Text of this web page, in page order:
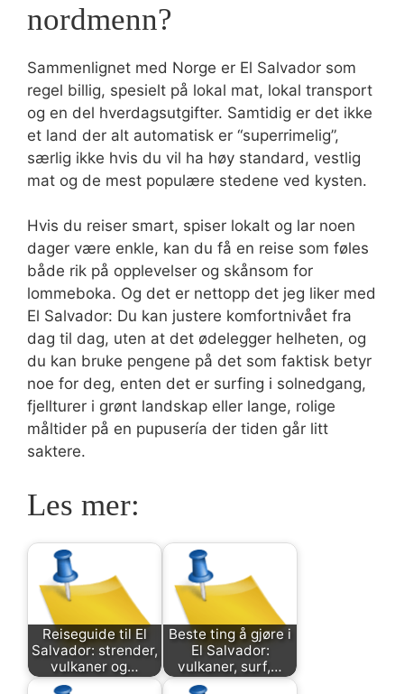
nordmenn?
Sammenlignet med Norge er El Salvador som
regel billig, spesielt på lokal mat, lokal transport
og en del hverdagsutgifter. Samtidig er det ikke
et land der alt automatisk er “superrimelig”,
særlig ikke hvis du vil ha høy standard, vestlig
mat og de mest populære stedene ved kysten.
Hvis du reiser smart, spiser lokalt og lar noen
dager være enkle, kan du få en reise som føles
både rik på opplevelser og skånsom for
lommeboka. Og det er nettopp det jeg liker med
El Salvador: Du kan justere komfortnivået fra
dag til dag, uten at det ødelegger helheten, og
du kan bruke pengene på det som faktisk betyr
noe for deg, enten det er surfing i solnedgang,
fjellturer i grønt landskap eller lange, rolige
måltider på en pupusería der tiden går litt
saktere.
Les mer:
Reiseguide til El
Salvador: strender,
vulkaner og…
Beste ting å gjøre i
El Salvador:
vulkaner, surf,…